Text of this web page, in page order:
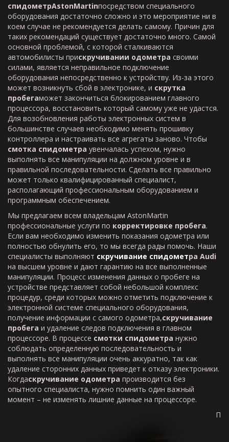
спидометрAstonMartinпосредством специального
оборудования достаточно сложно и это мероприятие ни в
коем случае не рекомендуется делать самому. Причин для
таких рекомендаций существует достаточно много. Самой
основной проблемой, с которой сталкиваются
автомобилисты прискручивании одометра своими
силами, является неправильное подключение
оборудования непосредственно к устройству. Из-за этого
может возникнуть сбой в электронике, и скрутка
пробегаможет закончиться блокированием главного
процессора, восстановить который самому уже не удастся.
Для возобновления работы электронных систем в
большинстве случаев необходимо менять прошивку
контроллера и настраивать все агрегаты заново. Чтобы
смотка спидометра увенчалась успехом, нужно
выполнять все манипуляции на должном уровне и в
правильной последовательности. Сделать все правильно
может только квалифицированный специалист,
располагающий профессиональным оборудованием и
программным обеспечением.
Мы предлагаем всем владельцам AstonMartin
профессиональные услуги по корректировке пробега.
Если вам необходимо изменить показания одометра или
полностью обнулить его, то мы всегда рады помочь. Наши
специалисты выполняют скручивание спидометра Audi
на высшем уровне и дают гарантию на все выполненные
манипуляции. Процесс изменения данных о пробеге на
устройстве представляет собой небольшой комплекс
процедур, среди которых можно отметить подключение к
электронной системе специального оборудования,
получение информации с самого одометра,скручивание
пробега и удаление следов подключения в главном
процессоре. В процессе смотки спидометра нужно
соблюдать определенную последовательность и
выполнять все манипуляции очень аккуратно, так как
удаление сторонних данных приведет к отказу электроники.
Когдаскручивание одометра производится без
опытного специалиста, нужно помнить один важный
момент – не изменять лишние данные на процессоре.
П